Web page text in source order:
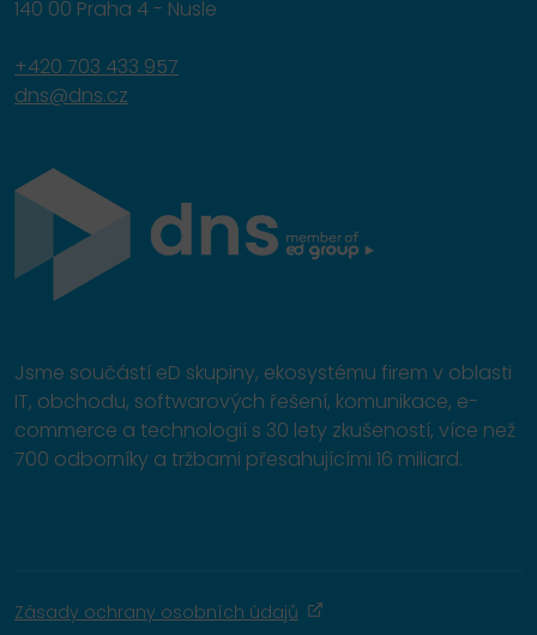
140 00 Praha 4 - Nusle
+420 703 433 957
dns@dns.cz
Jsme součástí eD skupiny, ekosystému firem v oblasti
IT, obchodu, softwarových řešení, komunikace, e-
commerce a technologií s 30 lety zkušeností, více než
700 odborníky a tržbami přesahujícími 16 miliard.
Zásady ochrany osobních údajů